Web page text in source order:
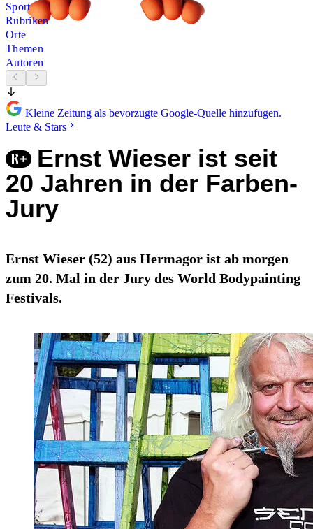
Sport
Rubriken
Orte
Themen
Autoren
Kleine Zeitung als bevorzugte Google-Quelle hinzufügen.
Leute & Stars
Ernst Wieser ist seit
20 Jahren in der Farben-
Jury
Ernst Wieser (52) aus Hermagor ist ab morgen
zum 20. Mal in der Jury des World Bodypainting
Festivals.